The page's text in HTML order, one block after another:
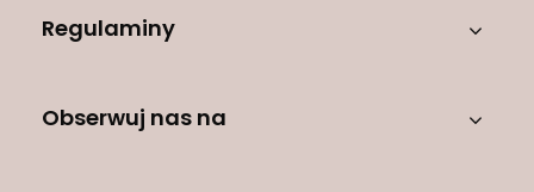
Regulaminy
Obserwuj nas na